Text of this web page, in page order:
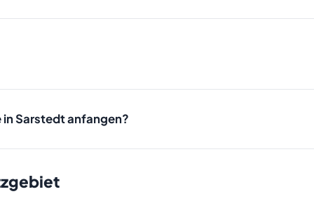
in Sarstedt anfangen?
Start am selben Tag möglich.